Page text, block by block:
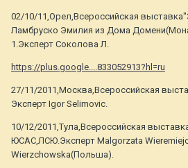
02/10/11,Орел,Всероссийская
Ламбруско Эмилия из Дома
1.Эксперт Соколова Л.
https://plus.google....833052913?hl=ru
27/11/2011,Москва,Всероссийская
Эксперт Igor Selimovic.
10/12/2011,Тула,Всероссийская
ЮСАС,ЛСЮ.Эксперт Malgorzata
Wierzchowska(Польша).